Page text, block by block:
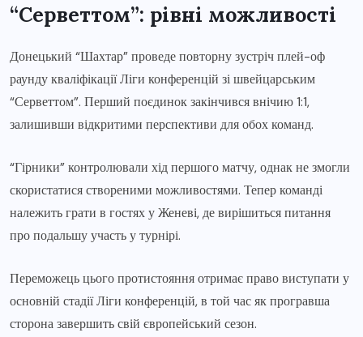
“Серветтом”: рівні можливості
Донецький “Шахтар” проведе повторну зустріч плей-оф
раунду кваліфікації Ліги конференцій зі швейцарським
“Серветтом”. Перший поєдинок закінчився внічию 1:1,
залишивши відкритими перспективи для обох команд.
“Гірники” контролювали хід першого матчу, однак не змогли
скористатися створеними можливостями. Тепер команді
належить грати в гостях у Женеві, де вирішиться питання
про подальшу участь у турнірі.
Переможець цього протистояння отримає право виступати у
основній стадії Ліги конференцій, в той час як програвша
сторона завершить свій європейський сезон.